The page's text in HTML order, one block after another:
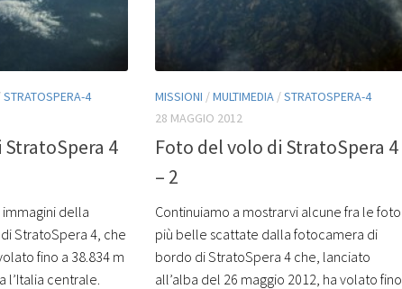
STRATOSPERA-4
4
della
StratoSpera 4, che
fino a 38.834 m
l’Italia centrale.
MISSIONI /MULTIMEDIA /STRATOSPERA-4
28 MAGGIO 2012
Foto del volo di StratoSpera 4
– 2
Continuiamo a mostrarvi alcune fra le foto
più belle scattate dalla fotocamera di
bordo di StratoSpera 4 che, lanciato
all’alba del 26 maggio 2012, ha volato fino